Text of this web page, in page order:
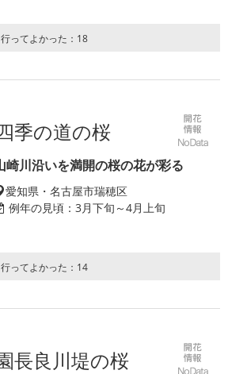
行ってよかった： 18
季の道の桜
崎川沿いを満開の桜の花が彩る
愛知県・名古屋市瑞穂区
例年の見頃： 3月下旬～4月上旬
行ってよかった： 14
長良川堤の桜